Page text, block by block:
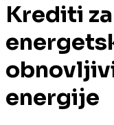
Krediti
energije